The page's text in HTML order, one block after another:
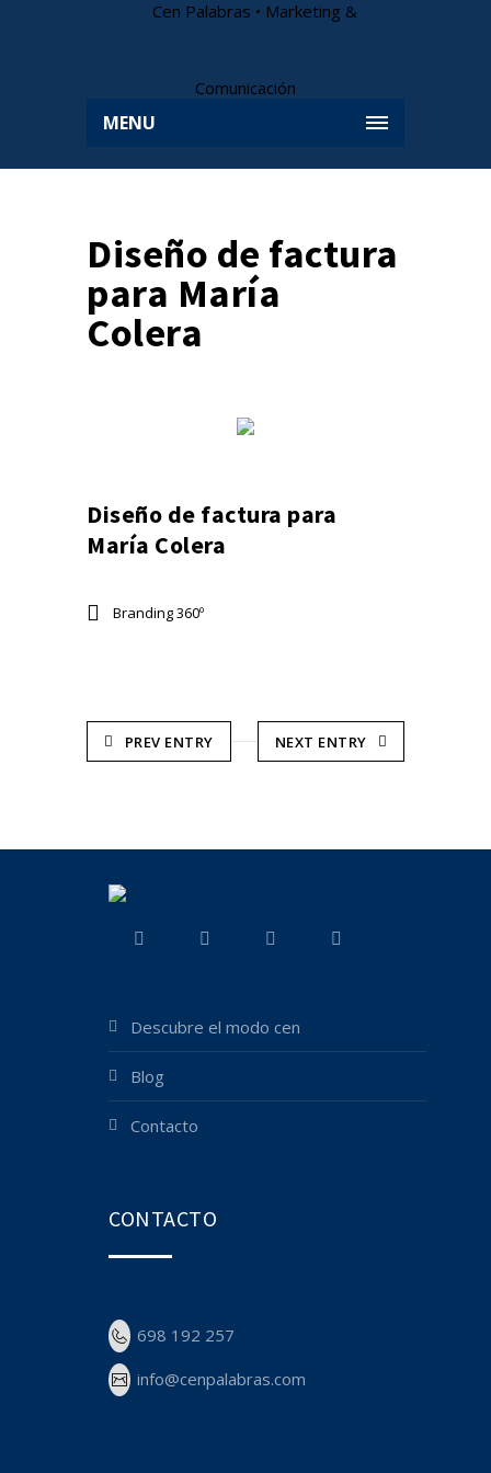
MENU
Diseño de factura
para María
Colera
Diseño de factura para
María Colera
Branding 360º
PREV ENTRY NEXT ENTRY
descubre el modo cen
blog
contacto
CONTACTO
698 192 257
info@cenpalabras.com